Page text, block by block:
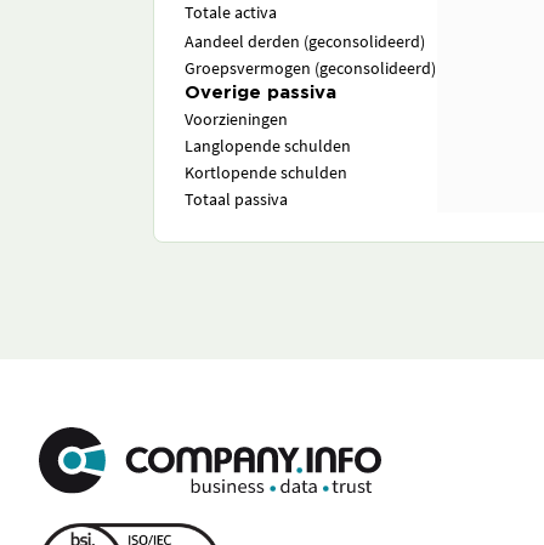
Totale activa
Aandeel derden (geconsolideerd)
Groepsvermogen (geconsolideerd)
Overige passiva
Voorzieningen
Langlopende schulden
Kortlopende schulden
Totaal passiva